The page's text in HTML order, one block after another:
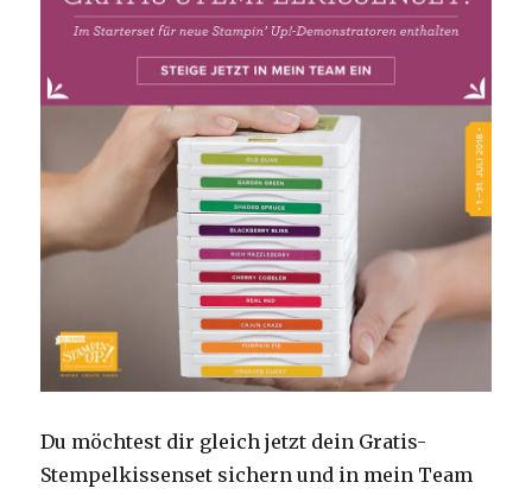
Du möchtest dir gleich jetzt dein Gratis-
Stempelkissenset sichern und in mein Team